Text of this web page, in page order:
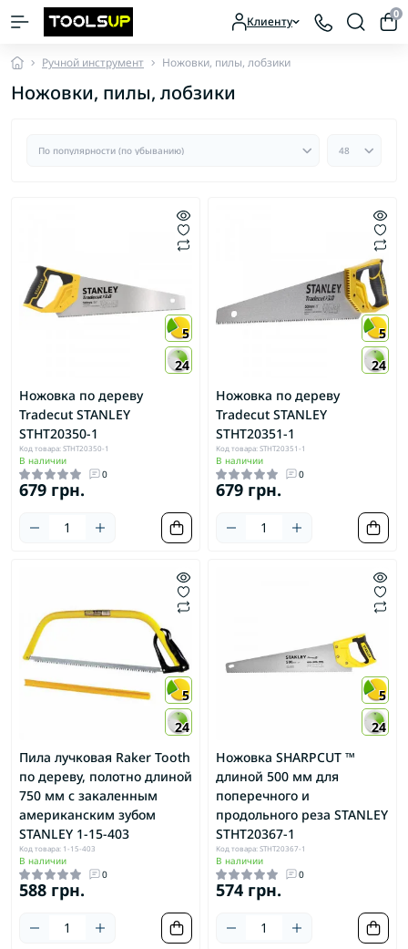
Клиенту 0
Ручной инструмент Ножовки, пилы, лобзики
Ножовки, пилы, лобзики
5
24
Ножовка по дереву
Tradecut STANLEY
STHT20350-1
Код товара: STHT20350-1
В наличии
0
679 грн.
5
24
Ножовка по дереву
Tradecut STANLEY
STHT20351-1
Код товара: STHT20351-1
В наличии
0
679 грн.
5
24
Пила лучковая Raker Tooth
по дереву, полотно длиной
750 мм с закаленным
американским зубом
STANLEY 1-15-403
Код товара: 1-15-403
В наличии
0
588 грн.
5
24
Ножовка SHARPCUT ™
длиной 500 мм для
поперечного и
продольного реза STANLEY
STHT20367-1
Код товара: STHT20367-1
В наличии
0
574 грн.